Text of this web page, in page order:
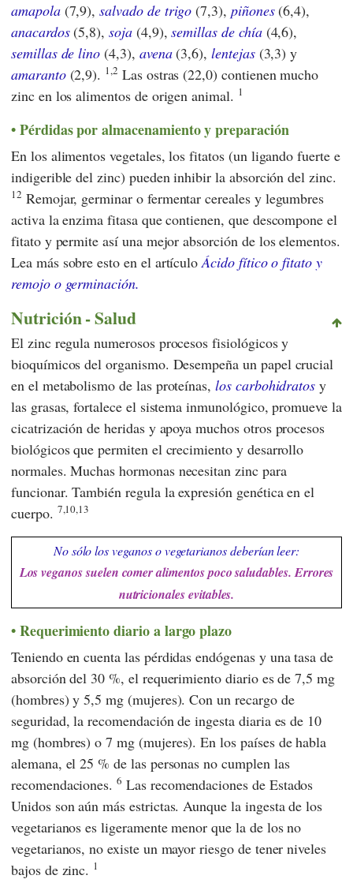
amapola(7,9),salvado de trigo (7,3), piñones(6,4),
anacardos(5,8),soja(4,9),semillas de chía(4,6),
semillas de lino (4,3), avena(3,6),lentejas(3,3) y
amaranto(2,9). 1,2 Las ostras (22,0) contienen mucho
zinc en los alimentos de origen animal. 1
Pérdidas por almacenamiento y preparación
En los alimentos vegetales, los fitatos (un ligando fuerte e
indigerible del zinc) pueden inhibir la absorción del zinc.
12 Remojar, germinar o fermentar cereales y legumbres
activa la enzima fitasa que contienen, que descompone el
fitato y permite así una mejor absorción de los elementos.
Lea más sobre esto en el artículoÁcido fítico o fitato y
remojo o germinación.
Nutrición - Salud
El zinc regula numerosos procesos fisiológicos y
bioquímicos del organismo. Desempeña un papel crucial
en el metabolismo de las proteínas,los carbohidratos y
las grasas, fortalece el sistema inmunológico, promueve la
cicatrización de heridas y apoya muchos otros procesos
biológicos que permiten el crecimiento y desarrollo
normales. Muchas hormonas necesitan zinc para
funcionar. También regula la expresión genética en el
cuerpo. 7,10,13
No sólo los veganos o vegetarianos deberían leer:
Los veganos suelen comer alimentos poco saludables. Errores
nutricionales evitables.
Requerimiento diario a largo plazo
Teniendo en cuenta las pérdidas endógenas y una tasa de
absorción del 30 %, el requerimiento diario es de 7,5 mg
(hombres) y 5,5 mg (mujeres). Con un recargo de
seguridad, la recomendación de ingesta diaria es de 10
mg (hombres) o 7 mg (mujeres). En los países de habla
alemana, el 25 % de las personas no cumplen las
recomendaciones.6 Las recomendaciones de Estados
Unidos son aún más estrictas. Aunque la ingesta de los
vegetarianos es ligeramente menor que la de los no
vegetarianos, no existe un mayor riesgo de tener niveles
bajos de zinc. 1